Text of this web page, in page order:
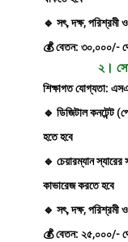
🔹 সৎ, দক্ষ, পরিশ্রমী
💰 বেতন: ৩০,০০০/-
২।
শিক্ষাগত যোগ্যতা:
🔹 ডিজিটাল কনটেন্ট
হতে হবে
🔹 চেয়ারম্যান
কাভারেজ করতে হবে
🔹 সৎ, দক্ষ, পরিশ্রমী
💰 বেতন: ২৫,০০০/-